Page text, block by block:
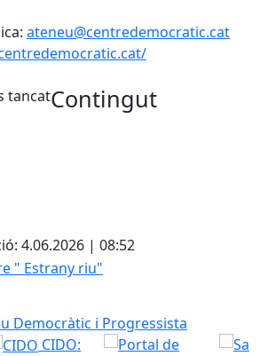
ateneu@centredemocratic.cat
tancatContingut
4.06.2026 | 08:52
Estrany riu"
Democràtic i Progressista
CIDO: